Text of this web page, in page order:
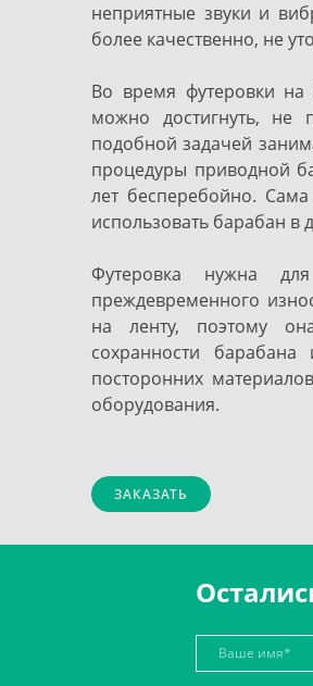
неприятные звуки и
более качественно, не
Во время футеровки на
можно достигнуть, не
подобной задачей
процедуры приводной
лет бесперебойно.
использовать барабан в
Футеровка нужна
преждевременного
на ленту, поэтому
сохранности
посторонних
оборудования.
ЗАКАЗАТЬ